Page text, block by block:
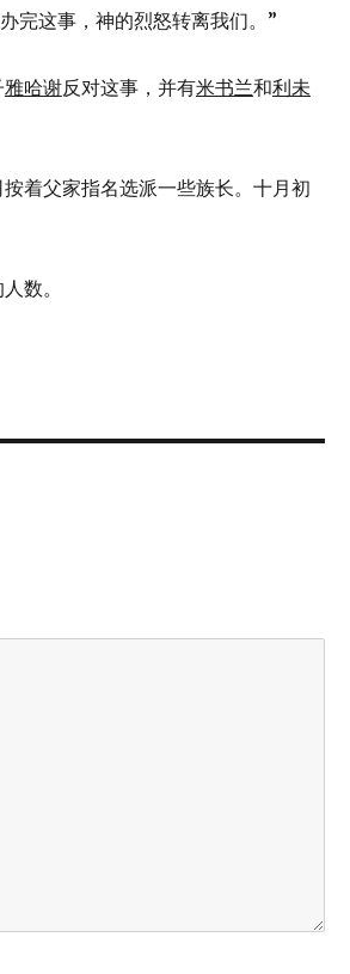
完这事，神的烈怒转离我们。”
雅哈谢反对这事，并有米书兰和利未
按着父家指名选派一些族长。十月初
数。